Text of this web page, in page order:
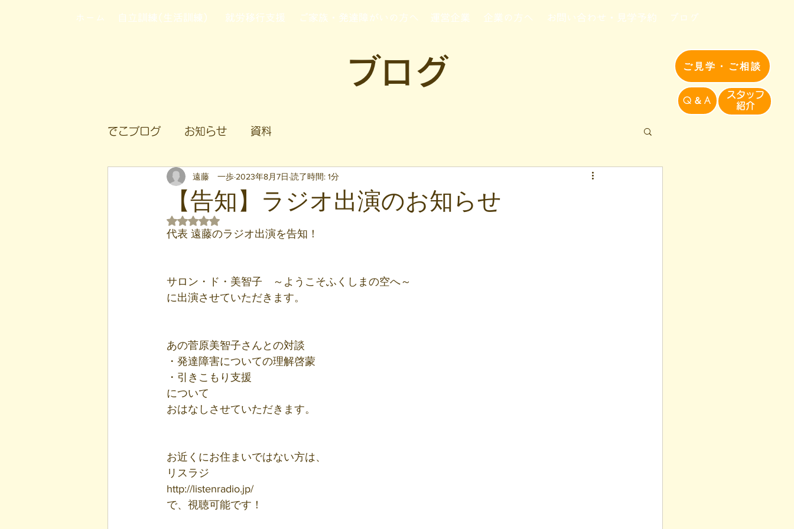
ご見学・ご相談
Q＆A
​スタッフ
紹介​
ホーム 自立訓練(生活訓練) 就労移行支援 ご家族・発達障がいの方へ 運営企業 企業の方へ お問い合わせ・見学予約 ブログ
ブログ
でこブログ お知らせ 資料
【告知】ラジオ出演のお知らせ
遠藤 一歩 2023年8月7日 読了時間: 1分
5つ星のうちNaNと評価されています。
代表 遠藤のラジオ出演を告知！
サロン・ド・美智子　～ようこそふくしまの空へ～
に出演させていただきます。
あの菅原美智子さんとの対談
・発達障害についての理解啓蒙
・引きこもり支援
について
おはなしさせていただきます。
お近くにお住まいではない方は、
リスラジ
http://listenradio.jp/
で、視聴可能です！